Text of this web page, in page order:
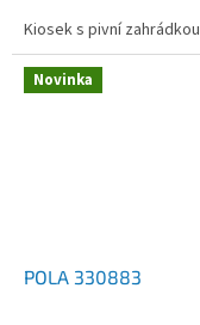
Kiosek s pivní zahrádkou
Novinka
POLA 330883